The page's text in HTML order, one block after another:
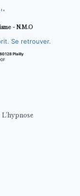
- N.M.O
Se retrouver.
Plailly
L’hypnose